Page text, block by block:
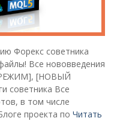
Форекс советника
Все нововведения
[НОВЫЙ
советника Все
в том числе
проекта по Читать